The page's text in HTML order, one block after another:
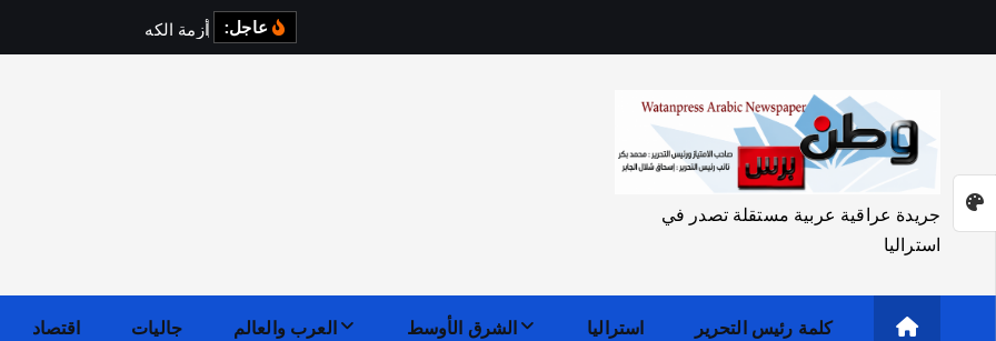
عاجل: أزمة ا كه رباء في
جريدة عراقية عربية مستقلة تصدر في
استراليا
كلمة رئيس التحرير استراليا الشرق الأوسط العرب والعالم جاليات اقتصاد